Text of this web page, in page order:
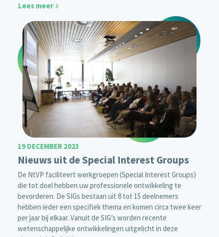
Lees meer
19 DECEMBER 2023
Nieuws uit de Special Interest Groups
De NtVP faciliteert werkgroepen (Special Interest Groups)
die tot doel hebben uw professionele ontwikkeling te
bevorderen. De SIGs bestaan uit 8 tot 15 deelnemers
hebben ieder een specifiek thema en komen circa twee keer
per jaar bij elkaar. Vanuit de SIG’s worden recente
wetenschappelijke ontwikkelingen uitgelicht in deze